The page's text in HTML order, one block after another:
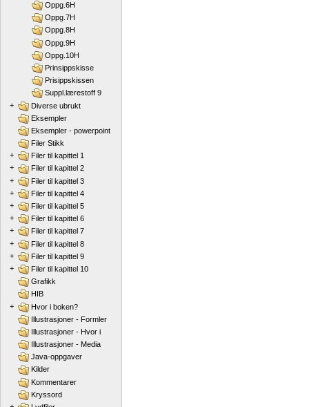
Oppg.6H
Oppg.7H
Oppg.8H
Oppg.9H
Oppg.10H
Prinsippskisse
Prisippskissen
Suppl.lærestoff 9
+
Diverse ubrukt
Eksempler
Eksempler - powerpoint
Filer Stikk
+
Filer til kapittel 1
+
Filer til kapittel 2
+
Filer til kapittel 3
+
Filer til kapittel 4
+
Filer til kapittel 5
+
Filer til kapittel 6
+
Filer til kapittel 7
+
Filer til kapittel 8
+
Filer til kapittel 9
+
Filer til kapittel 10
Grafikk
HIB
+
Hvor i boken?
Illustrasjoner - Formler
Illustrasjoner - Hvor i
Illustrasjoner - Media
Java-oppgaver
Kilder
Kommentarer
Kryssord